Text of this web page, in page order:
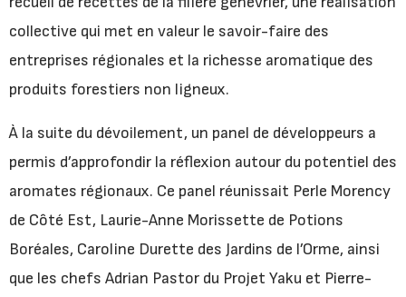
collective qui met en valeur le savoir-faire des
entreprises régionales et la richesse aromatique des
produits forestiers non ligneux.
À la suite du dévoilement, un panel de développeurs a
permis d’approfondir la réflexion autour du potentiel des
aromates régionaux. Ce panel réunissait Perle Morency
de Côté Est, Laurie-Anne Morissette de Potions
Boréales, Caroline Durette des Jardins de l’Orme, ainsi
que les chefs Adrian Pastor du Projet Yaku et Pierre-